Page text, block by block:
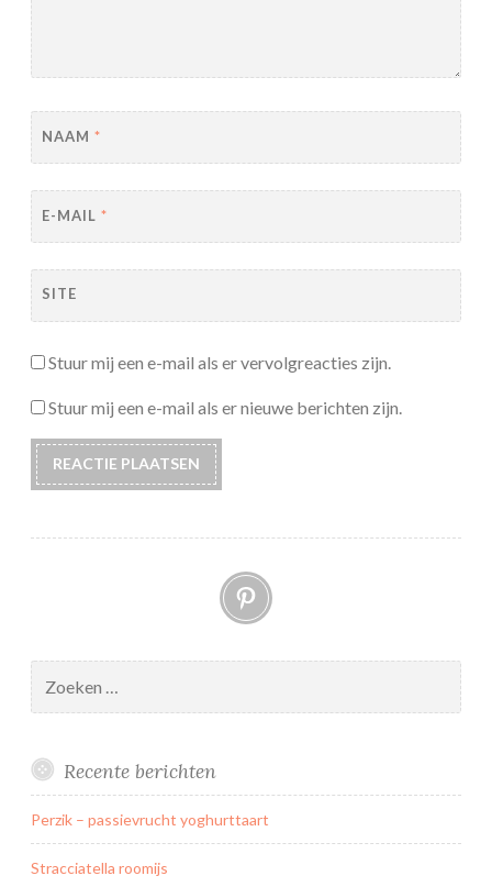
NAAM *
E-MAIL *
SITE
Stuur mij een e-mail als er vervolgreacties zijn.
Stuur mij een e-mail als er nieuwe berichten zijn.
Pinterest
naar:
Recente berichten
Perzik – passievrucht yoghurttaart
Stracciatella roomijs